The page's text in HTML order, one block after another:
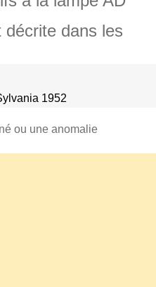
décrite dans les
1952
ou une anomalie